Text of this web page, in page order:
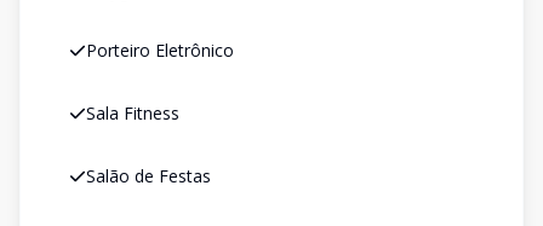
Porteiro Eletrônico
Sala Fitness
Salão de Festas